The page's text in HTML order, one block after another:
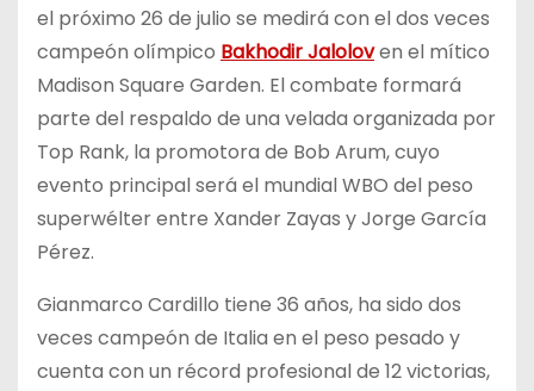
el próximo 26 de julio se medirá con el dos veces
campeón olímpico Bakhodir Jaloloven el mítico
Madison Square Garden. El combate formará
parte del respaldo de una velada organizada por
Top Rank, la promotora de Bob Arum, cuyo
evento principal será el mundial WBO del peso
superwélter entre Xander Zayas y Jorge García
Pérez.
Gianmarco Cardillo tiene 36 años, ha sido dos
veces campeón de Italia en el peso pesado y
cuenta con un récord profesional de 12 victorias,